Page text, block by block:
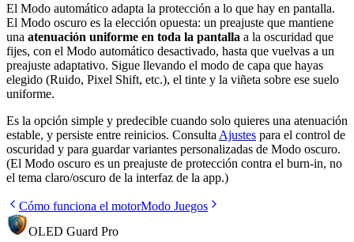
El Modo automático adapta la protección a lo que hay en pantalla.
El Modo oscuro es la elección opuesta: un preajuste que mantiene
una atenuación uniforme en toda la pantalla a la oscuridad que
fijes, con el Modo automático desactivado, hasta que vuelvas a un
preajuste adaptativo. Sigue llevando el modo de capa que hayas
elegido (Ruido, Pixel Shift, etc.), el tinte y la viñeta sobre ese suelo
uniforme.
Es la opción simple y predecible cuando solo quieres una atenuación
estable, y persiste entre reinicios. Consulta Ajustes para el control de
oscuridad y para guardar variantes personalizadas de Modo oscuro.
(El Modo oscuro es un preajuste de protección contra el burn-in, no
el tema claro/oscuro de la interfaz de la app.)
Cómo funciona el motorModo Juegos
OLED Guard Pro